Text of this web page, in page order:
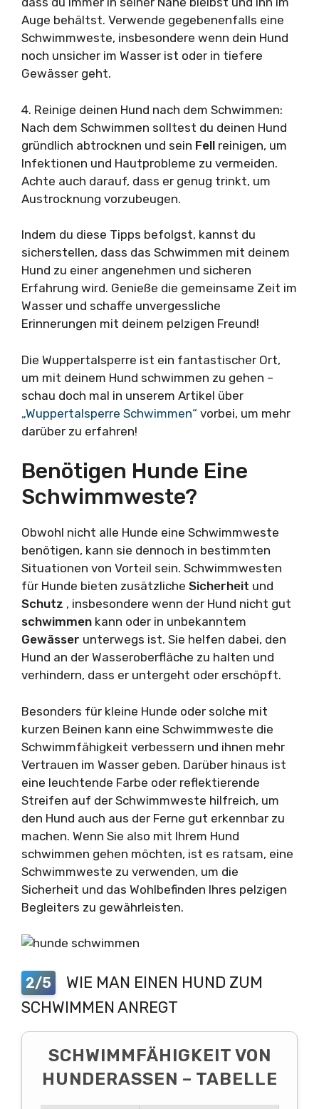
Auge behältst. Verwende gegebenenfalls eine
Schwimmweste, insbesondere wenn dein Hund
noch unsicher im Wasser ist oder in tiefere
Gewässer geht.
4. Reinige deinen Hund nach dem Schwimmen:
Nach dem Schwimmen solltest du deinen Hund
gründlich abtrocknen und sein Fell reinigen, um
Infektionen und Hautprobleme zu vermeiden.
Achte auch darauf, dass er genug trinkt, um
Austrocknung vorzubeugen.
Indem du diese Tipps befolgst, kannst du
sicherstellen, dass das Schwimmen mit deinem
Hund zu einer angenehmen und sicheren
Erfahrung wird. Genieße die gemeinsame Zeit im
Wasser und schaffe unvergessliche
Erinnerungen mit deinem pelzigen Freund!
Die Wuppertalsperre ist ein fantastischer Ort,
um mit deinem Hund schwimmen zu gehen –
schau doch mal in unserem Artikel über
„Wuppertalsperre Schwimmen“ vorbei, um mehr
darüber zu erfahren!
Benötigen Hunde Eine
Schwimmweste?
Obwohl nicht alle Hunde eine Schwimmweste
benötigen, kann sie dennoch in bestimmten
Situationen von Vorteil sein. Schwimmwesten
für Hunde bieten zusätzliche Sicherheit und
Schutz , insbesondere wenn der Hund nicht gut
schwimmen kann oder in unbekanntem
Gewässer unterwegs ist. Sie helfen dabei, den
Hund an der Wasseroberfläche zu halten und
verhindern, dass er untergeht oder erschöpft.
Besonders für kleine Hunde oder solche mit
kurzen Beinen kann eine Schwimmweste die
Schwimmfähigkeit verbessern und ihnen mehr
Vertrauen im Wasser geben. Darüber hinaus ist
eine leuchtende Farbe oder reflektierende
Streifen auf der Schwimmweste hilfreich, um
den Hund auch aus der Ferne gut erkennbar zu
machen. Wenn Sie also mit Ihrem Hund
schwimmen gehen möchten, ist es ratsam, eine
Schwimmweste zu verwenden, um die
Sicherheit und das Wohlbefinden Ihres pelzigen
Begleiters zu gewährleisten.
2/5
WIE MAN EINEN HUND ZUM
SCHWIMMEN ANREGT
SCHWIMMFÄHIGKEIT VON
HUNDERASSEN – TABELLE